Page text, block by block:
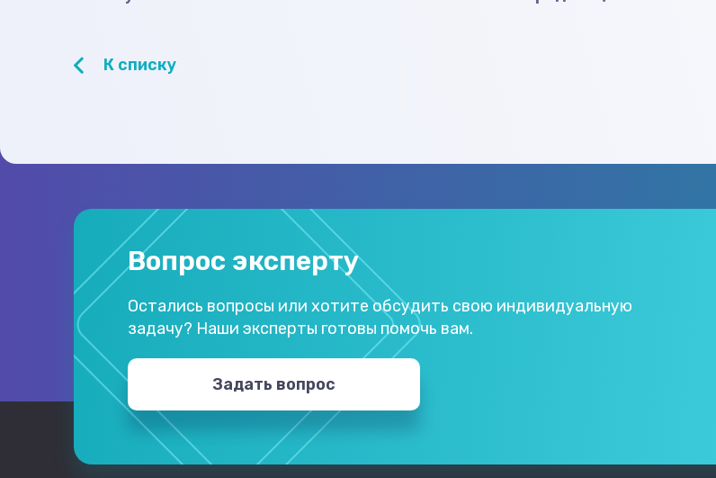
К списку
Вопрос эксперту
Остались вопросы или хотите обсудить свою индивидуальную
задачу? Наши эксперты готовы помочь вам.
Задать вопрос